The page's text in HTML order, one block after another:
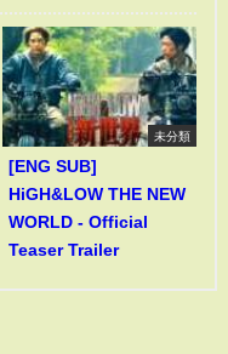
未分類
[ENG SUB]
HiGH&LOW THE NEW
WORLD - Official
Teaser Trailer